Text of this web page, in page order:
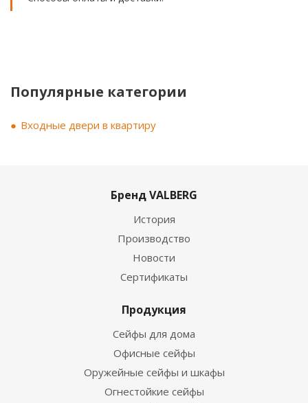
Популярные категории
Входные двери в квартиру
Бренд VALBERG
История
Производство
Новости
Сертификаты
Продукция
Сейфы для дома
Офисные сейфы
Оружейные сейфы и шкафы
Огнестойкие сейфы